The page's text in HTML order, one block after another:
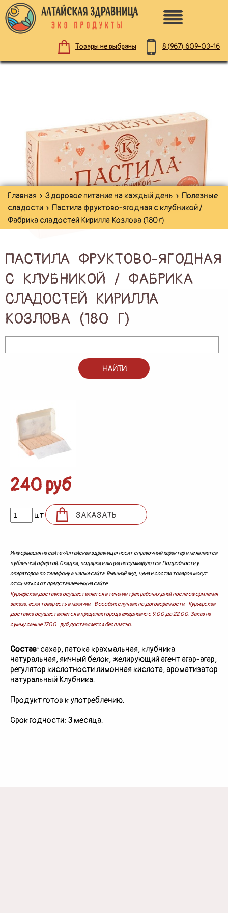
ПО НАЗНАЧЕНИЮ
НАТУРАЛЬНАЯ КОСМЕТИКА
ДЛЯ ЗДОРОВЬЯ
ДЛЯ ДЕТЕЙ
БЛОГ
8 (967) 609-03-16
Товары не выбраны
Главная » Здоровое питание на каждый день » Полезные
сладости » Пастила фруктово-ягодная с клубникой /
Фабрика сладостей Кирилла Козлова (180 г)
ПАСТИЛА ФРУКТОВО-ЯГОДНАЯ
С КЛУБНИКОЙ / ФАБРИКА
СЛАДОСТЕЙ КИРИЛЛА
КОЗЛОВА (180 Г)
НАЙТИ
240 руб
шт ЗАКАЗАТЬ
Информация на сайте «Алтайская здравница» носит справочный характер и не является
публичной офертой. Скидки, подарки и акции не суммируются. Подробности у
операторов по телефону в шапке сайта. Внешний вид, цена и состав товаров могут
отличаться от представленных на сайте.
Курьерская доставка осуществляется в течении трех рабочих дней после оформления
заказа, если товар есть в наличии. В особых случаях по договоренности. Курьерская
доставка осуществляется в пределах города ежедневно с 9.00 до 22.00. Заказ на
сумму свыше 1700 руб доставляется бесплатно.
Состав: сахар, патока крахмальная, клубника
натуральная, яичный белок, желирующий агент агар-агар,
регулятор кислотности лимонная кислота, ароматизатор
натуральный Клубника.
Продукт готов к употреблению.
Срок годности: 3 месяца.